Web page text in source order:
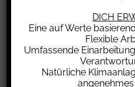
Wie eine einmal
Arbeitsleistung vom
erledigen, ist auch deren
Ausübung des
Direktionsrechts und
DICH
Eine auf Werte
Flexible
Umfassende
Natürliche